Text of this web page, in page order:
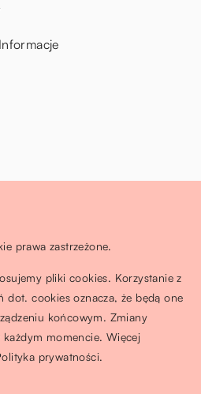
prawa zastrzeżone.
pliki cookies. Korzystanie z
dot. cookies oznacza, że będą one
końcowym. Zmiany
momencie. Więcej
prywatności.